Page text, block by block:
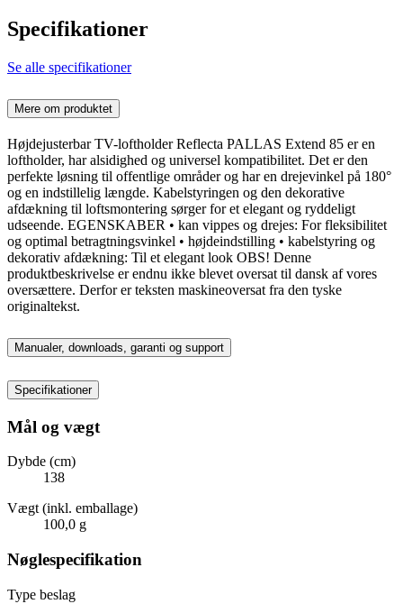
Specifikationer
Se alle specifikationer
Mere om produktet
Højdejusterbar TV-loftholder Reflecta PALLAS Extend 85 er en
loftholder, har alsidighed og universel kompatibilitet. Det er den
perfekte løsning til offentlige områder og har en drejevinkel på 180°
og en indstillelig længde. Kabelstyringen og den dekorative
afdækning til loftsmontering sørger for et elegant og ryddeligt
udseende. EGENSKABER • kan vippes og drejes: For fleksibilitet
og optimal betragtningsvinkel • højdeindstilling • kabelstyring og
dekorativ afdækning: Til et elegant look OBS! Denne
produktbeskrivelse er endnu ikke blevet oversat til dansk af vores
oversættere. Derfor er teksten maskineoversat fra den tyske
originaltekst.
Manualer, downloads, garanti og support
Specifikationer
Mål og vægt
Dybde (cm)
138
Vægt (inkl. emballage)
100,0 g
Nøglespecifikation
Type beslag